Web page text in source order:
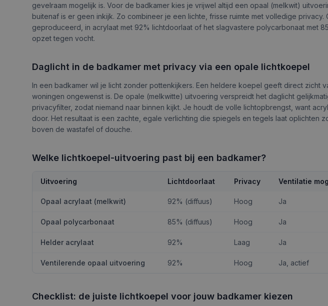
gevelraam mogelijk is. Voor de badkamer kies je vrijwel altijd een opaal (melkwit)
buitenaf is er geen inkijk. Zo combineer je een lichte, frisse ruimte met volledige
geproduceerd, in acrylaat met 92% lichtdoorlaat of het slagvastere polycarbonaat met
opzet tegen vocht.
Daglicht in de badkamer met privacy via een opale lichtkoepel
In een badkamer wil je licht zonder pottenkijkers. Een heldere koepel geeft direct zicht
woningen ongewenst is. De opale (melkwitte) uitvoering verspreidt het daglicht
privacyfilter, zodat niemand naar binnen kijkt. Je houdt de volle lichtopbrengst, want
door. Het resultaat is een zachte, egale verlichting die spiegels en tegels laat oplichten
boven de wastafel of douche.
Welke lichtkoepel-uitvoering past bij een badkamer?
Uitvoering Lichtdoorlaat Privacy Ventilatie
Opaal acrylaat (melkwit) 92% (diffuus) Hoog Ja
Opaal polycarbonaat 85% (diffuus) Hoog Ja
Helder acrylaat 92% Laag Ja
Ventilerende opaal uitvoering 92% Hoog Ja, actief
Checklist: de juiste lichtkoepel voor jouw badkamer kiezen